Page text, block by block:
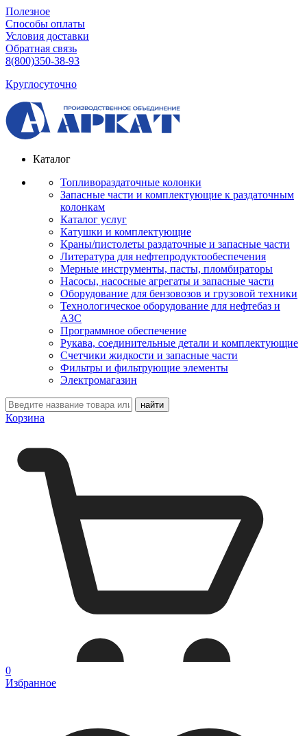
Полезное
Способы оплаты
Условия доставки
Обратная связь
8(800)350-38-93
Круглосуточно
Каталог
Топливораздаточные колонки
Запасные части и комплектующие к раздаточным
колонкам
Каталог услуг
Катушки и комплектующие
Краны/пистолеты раздаточные и запасные части
Литература для нефтепродуктообеспечения
Мерные инструменты, пасты, пломбираторы
Насосы, насосные агрегаты и запасные части
Оборудование для бензовозов и грузовой техники
Технологическое оборудование для нефтебаз и
АЗС
Программное обеспечение
Рукава, соединительные детали и комплектующие
Счетчики жидкости и запасные части
Фильтры и фильтрующие элементы
Электромагазин
Корзина
0
Избранное